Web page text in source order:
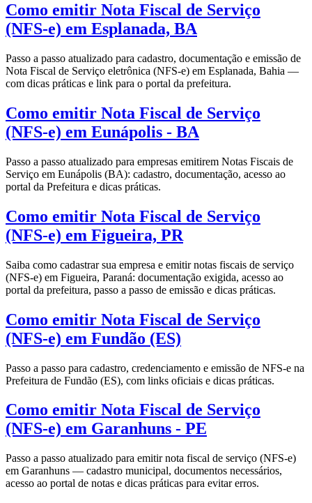
Como emitir Nota Fiscal de Serviço
(NFS-e) em Esplanada, BA
Passo a passo atualizado para cadastro, documentação e emissão de
Nota Fiscal de Serviço eletrônica (NFS-e) em Esplanada, Bahia —
com dicas práticas e link para o portal da prefeitura.
Como emitir Nota Fiscal de Serviço
(NFS-e) em Eunápolis - BA
Passo a passo atualizado para empresas emitirem Notas Fiscais de
Serviço em Eunápolis (BA): cadastro, documentação, acesso ao
portal da Prefeitura e dicas práticas.
Como emitir Nota Fiscal de Serviço
(NFS-e) em Figueira, PR
Saiba como cadastrar sua empresa e emitir notas fiscais de serviço
(NFS-e) em Figueira, Paraná: documentação exigida, acesso ao
portal da prefeitura, passo a passo de emissão e dicas práticas.
Como emitir Nota Fiscal de Serviço
(NFS-e) em Fundão (ES)
Passo a passo para cadastro, credenciamento e emissão de NFS-e na
Prefeitura de Fundão (ES), com links oficiais e dicas práticas.
Como emitir Nota Fiscal de Serviço
(NFS-e) em Garanhuns - PE
Passo a passo atualizado para emitir nota fiscal de serviço (NFS-e)
em Garanhuns — cadastro municipal, documentos necessários,
acesso ao portal de notas e dicas práticas para evitar erros.